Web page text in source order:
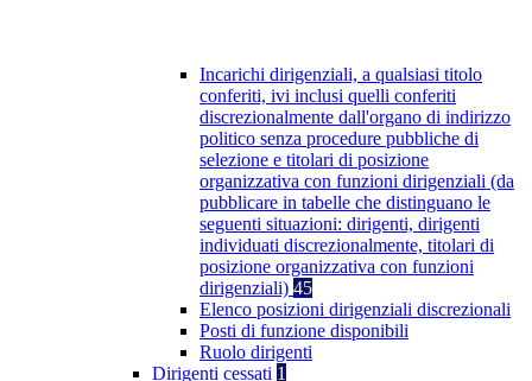
Incarichi dirigenziali, a qualsiasi titolo
conferiti, ivi inclusi quelli conferiti
discrezionalmente dall'organo di indirizzo
politico senza procedure pubbliche di
selezione e titolari di posizione
organizzativa con funzioni dirigenziali (da
pubblicare in tabelle che distinguano le
seguenti situazioni: dirigenti, dirigenti
individuati discrezionalmente, titolari di
posizione organizzativa con funzioni
dirigenziali) 45
Elenco posizioni dirigenziali discrezionali
Posti di funzione disponibili
Ruolo dirigenti
Dirigenti cessati 1